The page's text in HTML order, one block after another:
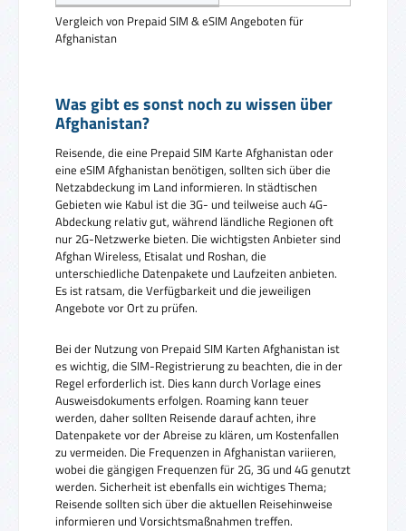
Vergleich von Prepaid SIM & eSIM Angeboten für
Afghanistan
Was gibt es sonst noch zu wissen über
Afghanistan?
Reisende, die eine Prepaid SIM Karte Afghanistan oder
eine eSIM Afghanistan benötigen, sollten sich über die
Netzabdeckung im Land informieren. In städtischen
Gebieten wie Kabul ist die 3G- und teilweise auch 4G-
Abdeckung relativ gut, während ländliche Regionen oft
nur 2G-Netzwerke bieten. Die wichtigsten Anbieter sind
Afghan Wireless, Etisalat und Roshan, die
unterschiedliche Datenpakete und Laufzeiten anbieten.
Es ist ratsam, die Verfügbarkeit und die jeweiligen
Angebote vor Ort zu prüfen.
Bei der Nutzung von Prepaid SIM Karten Afghanistan ist
es wichtig, die SIM-Registrierung zu beachten, die in der
Regel erforderlich ist. Dies kann durch Vorlage eines
Ausweisdokuments erfolgen. Roaming kann teuer
werden, daher sollten Reisende darauf achten, ihre
Datenpakete vor der Abreise zu klären, um Kostenfallen
zu vermeiden. Die Frequenzen in Afghanistan variieren,
wobei die gängigen Frequenzen für 2G, 3G und 4G genutzt
werden. Sicherheit ist ebenfalls ein wichtiges Thema;
Reisende sollten sich über die aktuellen Reisehinweise
informieren und Vorsichtsmaßnahmen treffen.